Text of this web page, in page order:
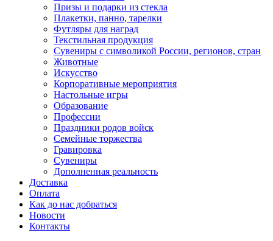
Призы и подарки из стекла
Плакетки, панно, тарелки
Футляры для наград
Текстильная продукция
Сувениры с символикой России, регионов, стран
Животные
Искусство
Корпоративные мероприятия
Настольные игры
Образование
Профессии
Праздники родов войск
Семейные торжества
Гравировка
Сувениры
Дополненная реальность
Доставка
Оплата
Как до нас добраться
Новости
Контакты